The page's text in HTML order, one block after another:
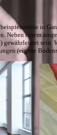
in
Neben einem
sein.
(eigene